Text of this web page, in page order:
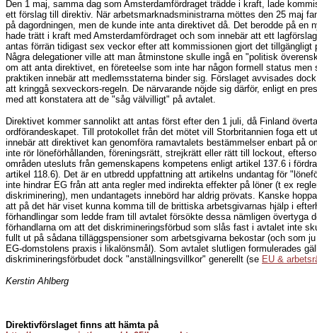
Den 1 maj, samma dag som Amsterdamfördraget trädde i kraft, lade
ett förslag till direktiv. När arbetsmarknadsministrarna möttes den 25 maj
på dagordningen, men de kunde inte anta direktivet då. Det berodde på en
hade trätt i kraft med Amsterdamfördraget och som innebär att ett
antas förrän tidigast sex veckor efter att kommissionen gjort det tillgängligt
Några delegationer ville att man åtminstone skulle ingå en "politisk
om att anta direktivet, en företeelse som inte har någon formell status men
praktiken innebär att medlemsstaterna binder sig. Förslaget avvisades
att kringgå sexveckors-regeln. De närvarande nöjde sig därför, enligt en
med att konstatera att de "såg välvilligt" på avtalet.
Direktivet kommer sannolikt att antas först efter den 1 juli, då Finland
ordförandeskapet. Till protokollet från det mötet vill Storbritannien foga ett
innebär att direktivet kan genomföra ramavtalets bestämmelser enbart på
inte rör löneförhållanden, föreningsrätt, strejkrätt eller rätt till lockout,
områden utesluts från gemenskapens kompetens enligt artikel 137.6 i
artikel 118.6). Det är en utbredd uppfattning att artikelns undantag för
inte hindrar EG från att anta regler med indirekta effekter på löner (t ex
diskriminering), men undantagets innebörd har aldrig prövats. Kanske
att på det här viset kunna komma till de brittiska arbetsgivarnas hjälp i
förhandlingar som ledde fram till avtalet försökte dessa nämligen övertyga
förhandlarna om att det diskrimineringsförbud som slås fast i avtalet inte
fullt ut på sådana tilläggspensioner som arbetsgivarna bekostar (och som
EG-domstolens praxis i likalönsmål). Som avtalet slutligen formulerades
diskrimineringsförbudet dock "anställningsvillkor" generellt (se EU &
Kerstin Ahlberg
Direktivförslaget finns att hämta på